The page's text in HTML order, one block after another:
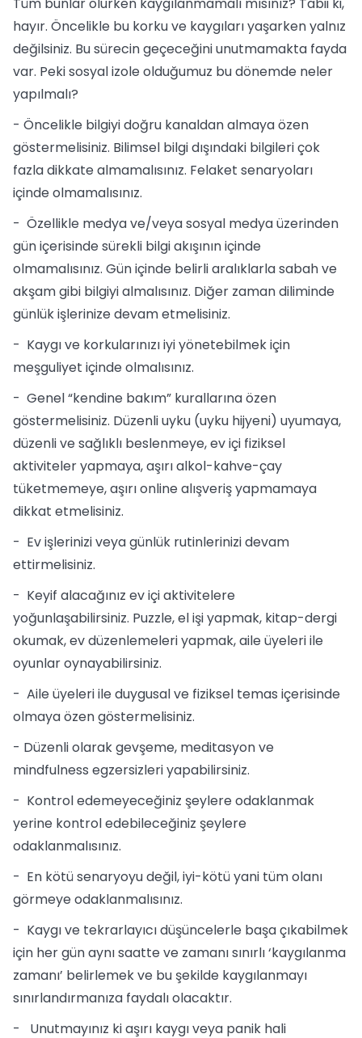
hayır. Öncelikle bu korku ve kaygıları yaşarken yalnız
değilsiniz. Bu sürecin geçeceğini unutmamakta fayda
var. Peki sosyal izole olduğumuz bu dönemde neler
yapılmalı?
- Öncelikle bilgiyi doğru kanaldan almaya özen
göstermelisiniz. Bilimsel bilgi dışındaki bilgileri çok
fazla dikkate almamalısınız. Felaket senaryoları
içinde olmamalısınız.
- Özellikle medya ve/veya sosyal medya üzerinden
gün içerisinde sürekli bilgi akışının içinde
olmamalısınız. Gün içinde belirli aralıklarla sabah ve
akşam gibi bilgiyi almalısınız. Diğer zaman diliminde
günlük işlerinize devam etmelisiniz.
- Kaygı ve korkularınızı iyi yönetebilmek için
meşguliyet içinde olmalısınız.
- Genel “kendine bakım” kurallarına özen
göstermelisiniz. Düzenli uyku (uyku hijyeni) uyumaya,
düzenli ve sağlıklı beslenmeye, ev içi fiziksel
aktiviteler yapmaya, aşırı alkol-kahve-çay
tüketmemeye, aşırı online alışveriş yapmamaya
dikkat etmelisiniz.
- Ev işlerinizi veya günlük rutinlerinizi devam
ettirmelisiniz.
- Keyif alacağınız ev içi aktivitelere
yoğunlaşabilirsiniz. Puzzle, el işi yapmak, kitap-dergi
okumak, ev düzenlemeleri yapmak, aile üyeleri ile
oyunlar oynayabilirsiniz.
- Aile üyeleri ile duygusal ve fiziksel temas içerisinde
olmaya özen göstermelisiniz.
- Düzenli olarak gevşeme, meditasyon ve
mindfulness egzersizleri yapabilirsiniz.
- Kontrol edemeyeceğiniz şeylere odaklanmak
yerine kontrol edebileceğiniz şeylere
odaklanmalısınız.
- En kötü senaryoyu değil, iyi-kötü yani tüm olanı
görmeye odaklanmalısınız.
- Kaygı ve tekrarlayıcı düşüncelerle başa çıkabilmek
için her gün aynı saatte ve zamanı sınırlı ‘kaygılanma
zamanı’ belirlemek ve bu şekilde kaygılanmayı
sınırlandırmanıza faydalı olacaktır.
- Unutmayınız ki aşırı kaygı veya panik hali